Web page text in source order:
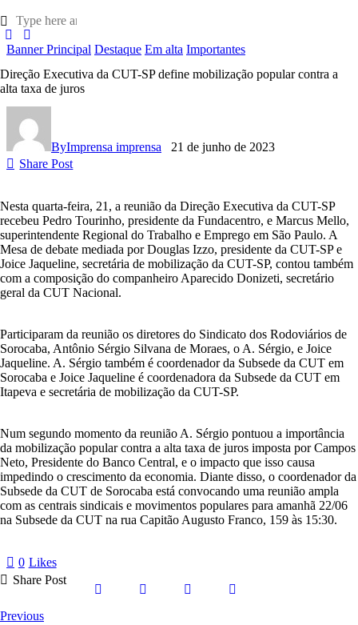
Banner Principal Destaque Em alta Importantes
Direção Executiva da CUT-SP define mobilização popular contra a
alta taxa de juros
ByImprensa imprensa
21 de junho de 2023
Share Post
Nesta quarta-feira, 21, a reunião da Direção Executiva da CUT-SP
recebeu Pedro Tourinho, presidente da Fundacentro, e Marcus Mello,
superintendente Regional do Trabalho e Emprego em São Paulo. A
Mesa de debate mediada por Douglas Izzo, presidente da CUT-SP e
Joice Jaqueline, secretária de mobilização da CUT-SP, contou também
com a composição do companheiro Aparecido Donizeti, secretário
geral da CUT Nacional.
Participaram da reunião os diretores do Sindicato dos Rodoviários de
Sorocaba, Antônio Sérgio Silvana de Moraes, o A. Sérgio, e Joice
Jaqueline. A. Sérgio também é coordenador da Subsede da CUT em
Sorocaba e Joice Jaqueline é coordenadora da Subsede da CUT em
Itapeva e secretária de mobilização da CUT-SP.
Num segundo momento da reunião A. Sérgio pontuou a importância
da mobilização popular contra a alta taxa de juros imposta por Campos
Neto, Presidente do Banco Central, e o impacto que isso causa
impedindo o crescimento da economia. Diante disso, o coordenador da
Subsede da CUT de Sorocaba está convocando uma reunião ampla
com as centrais sindicais e movimentos populares para amanhã 22/06
na Subsede da CUT na rua Capitão Augusto Franco, 159 às 15:30.
0 Likes
Share Post
Navegação
Previous